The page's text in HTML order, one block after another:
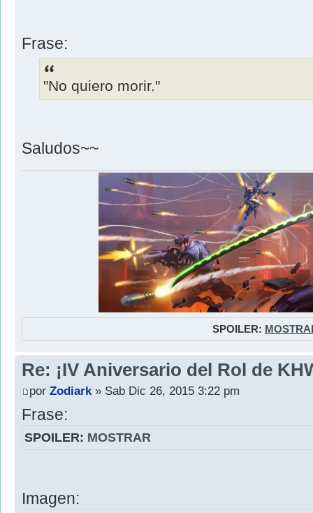
Frase:
"No quiero morir."
Saludos~~
SPOILER:
Re: ¡IV Aniversario del Rol de
por Zodiark » Sab Dic 26, 2015 3:22 pm
Frase:
SPOILER: MOSTRAR
Imagen: